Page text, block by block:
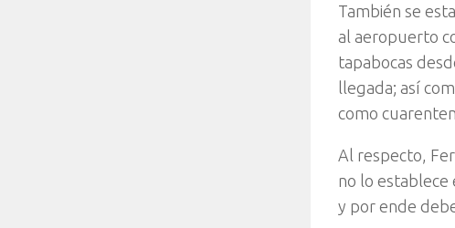
También se
al aeropuerto
tapabocas
llegada; así
como
Al respecto,
no lo establece
y por ende